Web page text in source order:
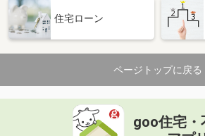
住宅ローン
ページトップに戻る
goo住宅・